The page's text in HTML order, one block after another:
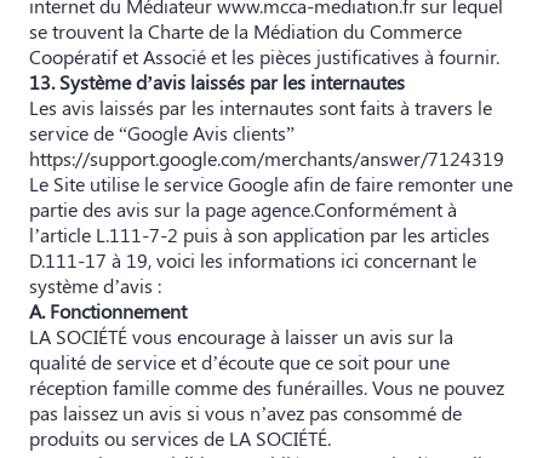
internet du Médiateur www.mcca-mediation.fr sur lequel
se trouvent la Charte de la Médiation du Commerce
Coopératif et Associé et les pièces justificatives à fournir.
13. Système d’avis laissés par les internautes
Les avis laissés par les internautes sont faits à travers le
service de “Google Avis clients”
https://support.google.com/merchants/answer/7124319
Le Site utilise le service Google afin de faire remonter une
partie des avis sur la page agence.Conformément à
l’article L.111-7-2 puis à son application par les articles
D.111-17 à 19, voici les informations ici concernant le
système d’avis :
A. Fonctionnement
LA SOCIÉTÉ vous encourage à laisser un avis sur la
qualité de service et d’écoute que ce soit pour une
réception famille comme des funérailles. Vous ne pouvez
pas laissez un avis si vous n’avez pas consommé de
produits ou services de LA SOCIÉTÉ.